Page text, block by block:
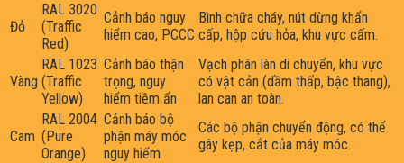
Đỏ
RAL 3020
(Traffic
Red)
Cảnh báo nguy
hiểm cao, PCCC
Bình chữa cháy, nút dừng khẩn
cấp, hộp cứu hỏa, khu vực cấm.
Vàng
RAL 1023
(Traffic
Yellow)
Cảnh báo thận
trọng, nguy
hiểm tiềm ẩn
Vạch phân làn di chuyển, khu vực
có vật cản (dầm thấp, bậc thang),
lan can an toàn.
Cam
RAL 2004
(Pure
Orange)
Cảnh báo bộ
phận máy móc
nguy hiểm
Các bộ phận chuyển động, có thể
gây kẹp, cắt của máy móc.